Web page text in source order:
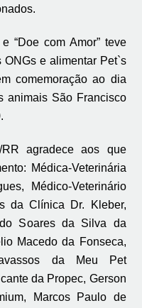
“Doe com Amor” teve
e alimentar Pet`s
comemoração ao dia
animais São Francisco
agradece aos que
Médica-Veterinária
Médico-Veterinário
da Clínica Dr. Kleber,
Soares da Silva da
Macedo da Fonseca,
da Meu Pet
da Propec, Gerson
Marcos Paulo de